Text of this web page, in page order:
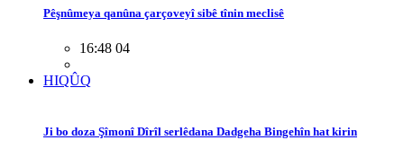
Pêşnûmeya qanûna çarçoveyî sibê tînin meclisê
16:48 04
HIQÛQ
Ji bo doza Şîmonî Dîrîl serlêdana Dadgeha Bingehîn hat kirin